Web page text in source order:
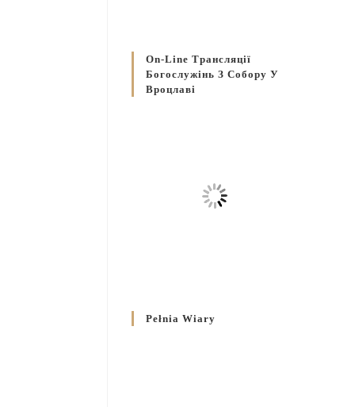
On-Line Трансляції
Богослужінь З Собору У
Вроцлаві
Pełnia Wiary